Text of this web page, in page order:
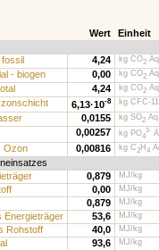
Wert
Einheit
fossil 4,24 kg CO2
- biogen 0,00 kg CO2
4,24 kg CO2
6,13·10-8 kg CFC-
0,0155 kg SO2
0,00257 kg PO4
3-
Ozon 0,00816 kg C 2H 4
0,879 MJ/kg
0,00 MJ/kg
0,879 MJ/kg
Energieträger 53,6 MJ/kg
Rohstoff 40,0 MJ/kg
93,6 MJ/kg